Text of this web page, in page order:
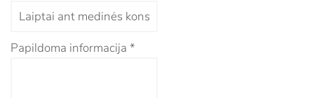
Papildoma informacija *